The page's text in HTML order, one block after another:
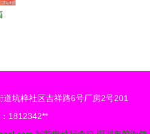
坑梓社区吉祥路6号厂房2号201
1812342**